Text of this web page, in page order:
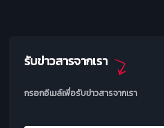
รับข่าวสารจากเรา
กรอกอีเมล์เพื่อรับข่าวสารจากเรา